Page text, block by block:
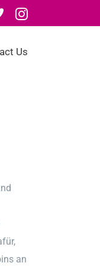
VimeoInstagram
Us
an